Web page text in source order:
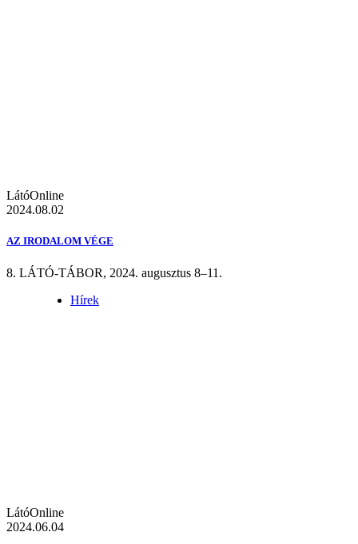
LátóOnline
2024.08.02
AZ IRODALOM VÉGE
8. LÁTÓ-TÁBOR, 2024. augusztus 8–11.
Hírek
LátóOnline
2024.06.04